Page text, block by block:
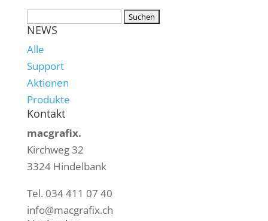
NEWS
Alle
Support
Aktionen
Produkte
Kontakt
macgrafix.
Kirchweg 32
3324 Hindelbank
Tel. 034 411 07 40
info@macgrafix.ch